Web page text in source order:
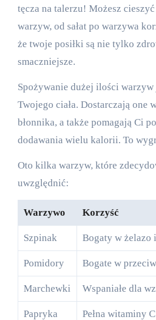
tęcza na talerzu! Możesz
warzyw, od sałat po warzywa
że twoje posiłki są nie tylko
smaczniejsze.
Spożywanie dużej ilości
Twojego ciała. Dostarczają one
błonnika, a także pomagają Ci
dodawania wielu kalorii. To
Oto kilka warzyw, które
uwzględnić:
Warzywo Korzyść
Szpinak Bogaty w żelazo
Pomidory Bogate w
Marchewki Wspaniałe dla
Papryka Pełna witaminy C